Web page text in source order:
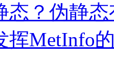
态？伪静态
挥MetInfo